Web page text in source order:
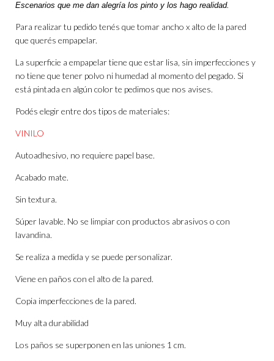
Escenarios que me dan alegría los pinto y los hago realidad.
Para realizar tu pedido tenés que tomar ancho x alto de la pared
que querés empapelar.
La superficie a empapelar tiene que estar lisa, sin imperfecciones y
no tiene que tener polvo ni humedad al momento del pegado. Si
está pintada en algún color te pedimos que nos avises.
Podés elegir entre dos tipos de materiales:
VINILO
Autoadhesivo, no requiere papel base.
Acabado mate.
Sin textura.
Súper lavable. No se limpiar con productos abrasivos o con
lavandina.
Se realiza a medida y se puede personalizar.
Viene en paños con el alto de la pared.
Copia imperfecciones de la pared.
Muy alta durabilidad
Los paños se superponen en las uniones 1 cm.